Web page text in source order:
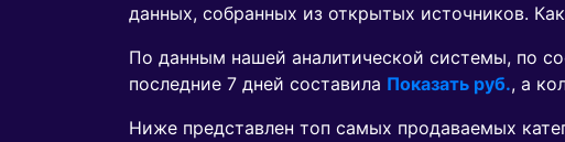
данных, собранных из открытых источников.
По данным нашей аналитической системы, по
последние 7 дней составила Показать руб., а
Ниже представлен топ самых продаваемых